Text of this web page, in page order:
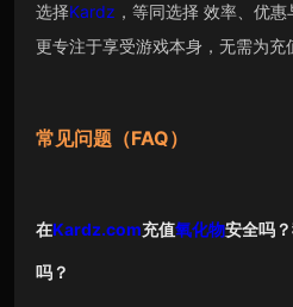
选择Kardz ，等同选择 效率、优
更专注于享受游戏本身，无需为充
常见问题（FAQ）
在Kardz.com充值氧化物安全吗
吗？